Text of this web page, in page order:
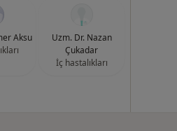
Aksu
Uzm. Dr. Nazan
Çukadar
İç hastalıkları